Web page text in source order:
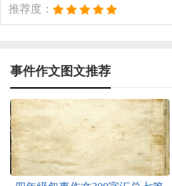
推荐度：
事件作文图文推荐